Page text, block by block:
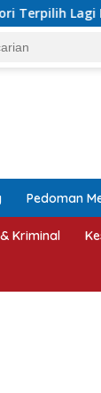
Jepara,
Pedoman
Kriminal